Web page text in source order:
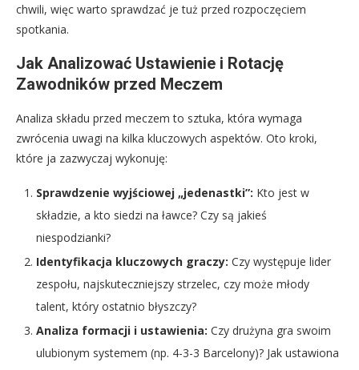
chwili, więc warto sprawdzać je tuż przed rozpoczęciem
spotkania.
Jak Analizować Ustawienie i Rotację
Zawodników przed Meczem
Analiza składu przed meczem to sztuka, która wymaga
zwrócenia uwagi na kilka kluczowych aspektów. Oto kroki,
które ja zazwyczaj wykonuję:
Sprawdzenie wyjściowej „jedenastki”: Kto jest w
składzie, a kto siedzi na ławce? Czy są jakieś
niespodzianki?
Identyfikacja kluczowych graczy: Czy występuje lider
zespołu, najskuteczniejszy strzelec, czy może młody
talent, który ostatnio błyszczy?
Analiza formacji i ustawienia: Czy drużyna gra swoim
ulubionym systemem (np. 4-3-3 Barcelony)? Jak ustawiona